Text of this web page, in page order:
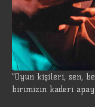
“Oyun kişileri, sen,
birimizin kaderi